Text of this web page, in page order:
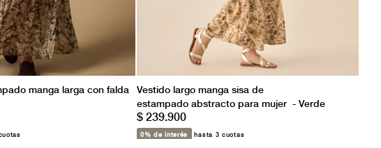
manga larga con falda
Vestido largo manga sisa de
estampado abstracto para mujer - Verde
$ 239.900
0% de interés hasta 3 cuotas